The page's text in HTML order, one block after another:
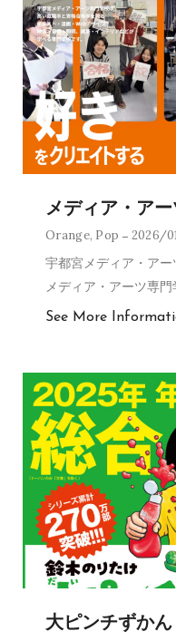
メディア・アー
Orange, Pop 2026/
宇都宮メディア・ア
メディア・アーツ専
See More
大ピンチずかん